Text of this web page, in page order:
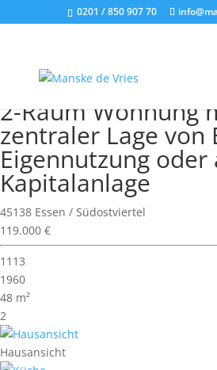
0201 / 850 907 70
Wohnimmobilie > Etagenwohnung
2-Raum Wohnung
zentraler Lage von
Eigennutzung oder
Kapitalanlage
45138 Essen / Südostviertel
119.000 €
1113
1960
48 m²
2
Hausansicht